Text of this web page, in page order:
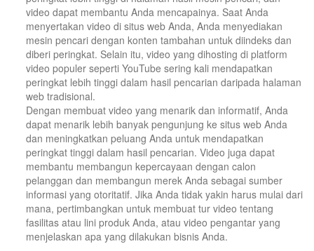
video dapat membantu Anda mencapainya. Saat Anda
menyertakan video di situs web Anda, Anda menyediakan
mesin pencari dengan konten tambahan untuk diindeks dan
diberi peringkat. Selain itu, video yang dihosting di platform
video populer seperti YouTube sering kali mendapatkan
peringkat lebih tinggi dalam hasil pencarian daripada halaman
web tradisional.
Dengan membuat video yang menarik dan informatif, Anda
dapat menarik lebih banyak pengunjung ke situs web Anda
dan meningkatkan peluang Anda untuk mendapatkan
peringkat tinggi dalam hasil pencarian. Video juga dapat
membantu membangun kepercayaan dengan calon
pelanggan dan membangun merek Anda sebagai sumber
informasi yang otoritatif. Jika Anda tidak yakin harus mulai dari
mana, pertimbangkan untuk membuat tur video tentang
fasilitas atau lini produk Anda, atau video pengantar yang
menjelaskan apa yang dilakukan bisnis Anda.